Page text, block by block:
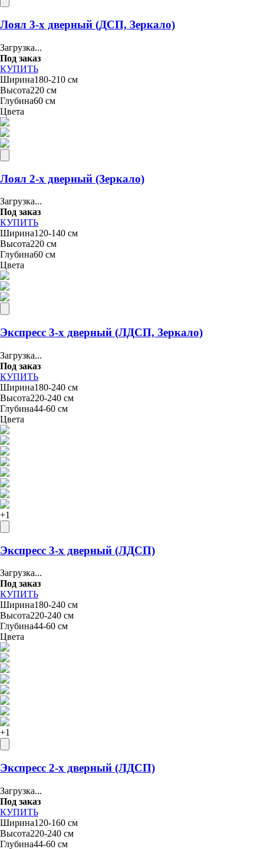
Лоял 3-х дверный (ДСП, Зеркало)
Загрузка...
Под заказ
КУПИТЬ
Ширина180-210 см
Высота220 см
Глубина60 см
Цвета
Лоял 2-х дверный (Зеркало)
Загрузка...
Под заказ
КУПИТЬ
Ширина120-140 см
Высота220 см
Глубина60 см
Цвета
Экспресс 3-х дверный (ЛДСП, Зеркало)
Загрузка...
Под заказ
КУПИТЬ
Ширина180-240 см
Высота220-240 см
Глубина44-60 см
Цвета
+1
Экспресс 3-х дверный (ЛДСП)
Загрузка...
Под заказ
КУПИТЬ
Ширина180-240 см
Высота220-240 см
Глубина44-60 см
Цвета
+1
Экспресс 2-х дверный (ЛДСП)
Загрузка...
Под заказ
КУПИТЬ
Ширина120-160 см
Высота220-240 см
Глубина44-60 см